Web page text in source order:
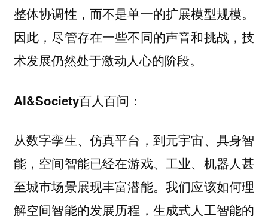
整体协调性，而不是单一的扩展模型规模。
因此，尽管存在一些不同的声音和挑战，技
术发展仍然处于激动人心的阶段。
AI&Society百人百问：
从数字孪生、仿真平台，到元宇宙、具身智
能，空间智能已经在游戏、工业、机器人甚
至城市场景展现丰富潜能。我们应该如何理
解空间智能的发展历程，生成式人工智能的